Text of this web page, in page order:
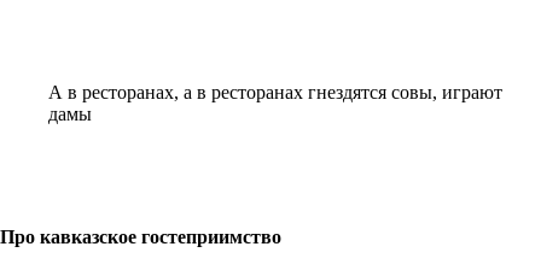
А в ресторанах, а в ресторанах гнездятся совы, играют
дамы
Про кавказское гостеприимство